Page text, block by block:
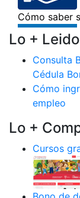
Lo + Leido
Consulta
Cédula
Cómo
empleo
Lo +
Cursos